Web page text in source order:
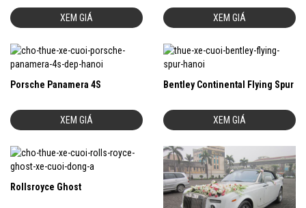
XEM GIÁ XEM GIÁ
Porsche Panamera 4S
XEM GIÁ
Bentley Continental Flying Spur
XEM GIÁ
Rollsroyce Ghost